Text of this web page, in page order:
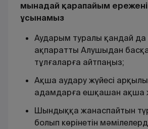
мынадай қарапайым
ұсынамыз
Аударым туралы қандай да
ақпаратты Алушыдан
тұлғаларға айтпаңыз;
Ақша аудару жүйесі
адамдарға ешқашан ақша
Шындыққа жанаспайтын
болып көрінетін